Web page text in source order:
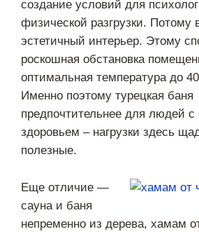
создание условий для
физической разгрузки. Потому
эстетичный интерьер. Этому
роскошная обстановка
оптимальная температура до
Именно поэтому турецкая баня
предпочтительнее для людей
здоровьем – нагрузки здесь
полезные.
Еще отличие —
сауна и баня
непременно из дерева, хамам